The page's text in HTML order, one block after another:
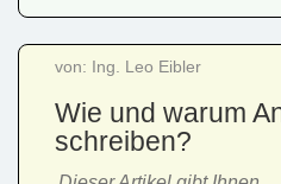
von: Ing. Leo Eibler
Wie und warum
schreiben?